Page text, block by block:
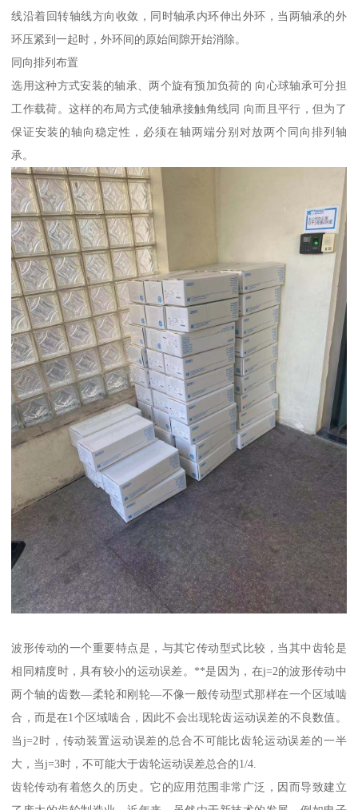
线沿着回转轴线方向收敛，同时轴承内环伸出外环，当两轴承的外
环压紧到一起时，外环间的原始间隙开始消除。
同向排列布置
选用这种方式安装的轴承、两个旋有预加负荷的 向心球轴承可分担
工作载荷。这样的布局方式使轴承接触角线同 向而且平行，但为了
保证安装的轴向稳定性，必须在轴两端分别对放两个同向排列轴
承。
波形传动的一个重要特点是，与其它传动型式比较，当其中齿轮是
相同精度时，具有较小的运动误差。**是因为，在j=2的波形传动中
两个轴的齿数—柔轮和刚轮—不像一般传动型式那样在一个区域啮
合，而是在1个区域啮合，因此不会出现轮齿运动误差的不良数值。
当j=2时，传动装置运动误差的总合不可能比齿轮运动误差的一半
大，当j=3时，不可能大于齿轮运动误差总合的1/4.
齿轮传动有着悠久的历史。它的应用范围非常广泛，因而导致建立